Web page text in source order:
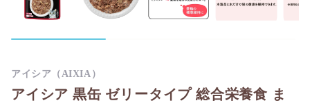
アイシア 黒缶 ゼリータイプ 総合栄養食 ま
アイシア（AIXIA）